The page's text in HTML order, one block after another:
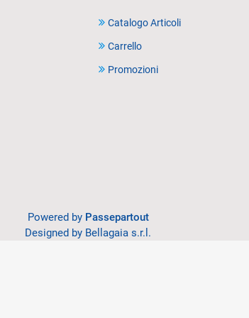
Catalogo Articoli
Carrello
Promozioni
Powered by Passepartout
Designed by Bellagaia s.r.l.